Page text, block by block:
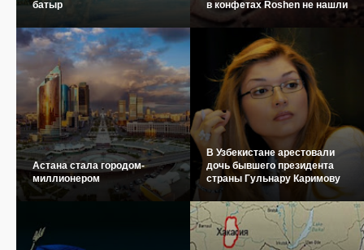
батыр
в конфетах Roshen не нашли
Астана стала городом-
миллионером
В Узбекистане арестовали
дочь бывшего президента
страны Гульнару Каримову